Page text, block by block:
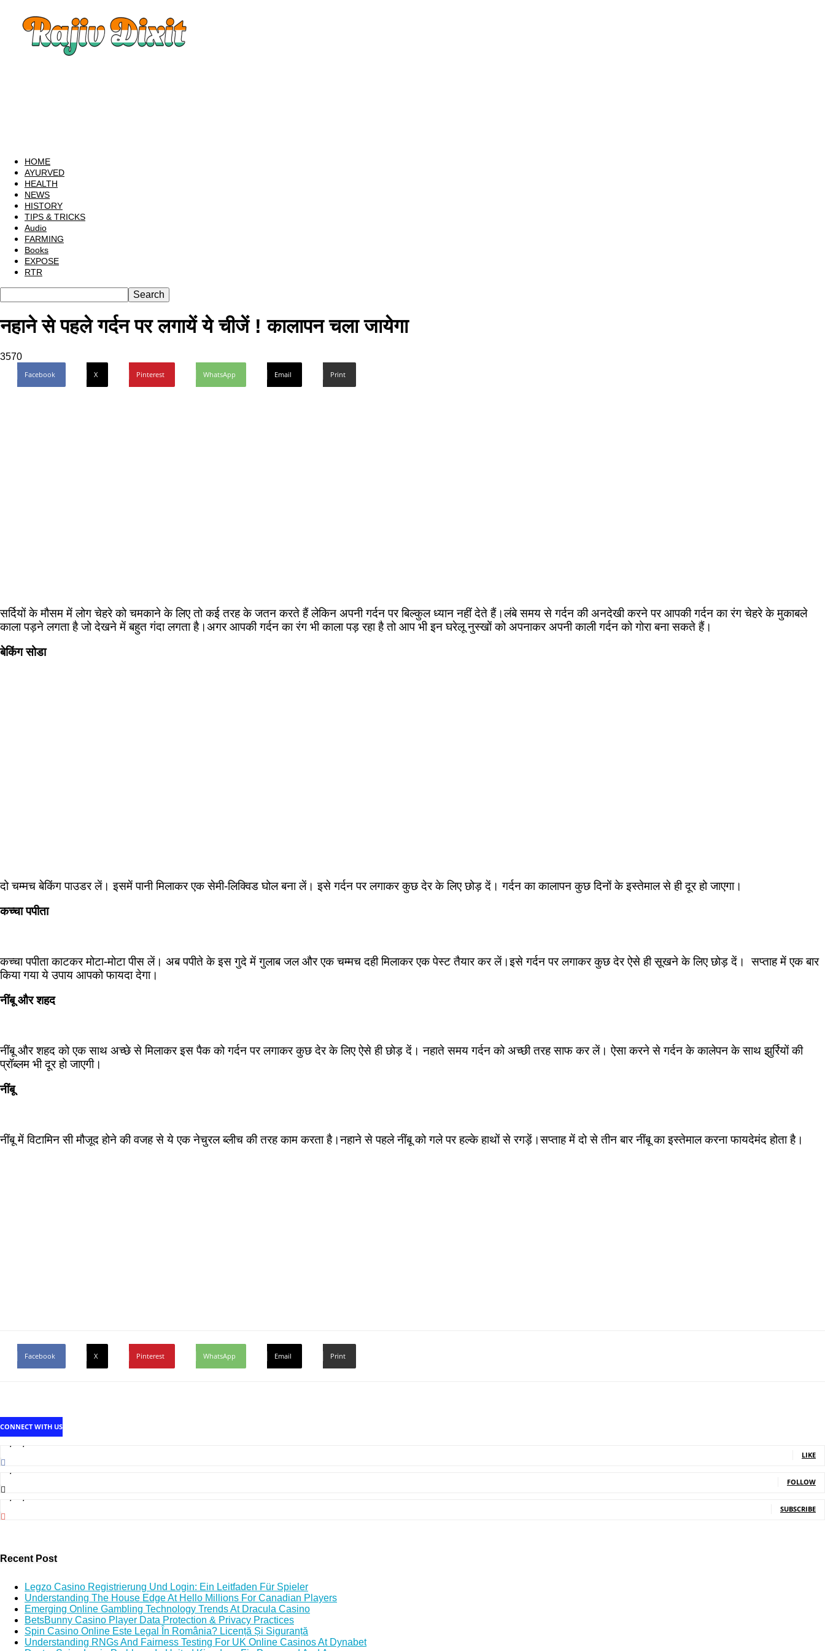
Dixit
Rajiv
Lecture
Rajiv
Dixit
Health
HOME
AYURVED
HEALTH
NEWS
HISTORY
TIPS & TRICKS
Audio
FARMING
Books
EXPOSE
RTR
नहाने से पहले गर्दन पर लगायें ये चीजें ! कालापन चला जायेगा
3570
Facebook X Pinterest WhatsApp Email Print
सर्दियों के मौसम में लोग चेहरे को चमकाने के लिए तो कई तरह के जतन करते हैं लेकिन अपनी गर्दन पर बिल्कुल ध्यान नहीं देते हैं।लंबे समय से गर्दन की अनदेखी करने पर आपकी गर्दन का रंग चेहरे के मुकाबले
काला पड़ने लगता है जो देखने में बहुत गंदा लगता है।अगर आपकी गर्दन का रंग भी काला पड़ रहा है तो आप भी इन घरेलू नुस्खों को अपनाकर अपनी काली गर्दन को गोरा बना सकते हैं।
बेकिंग सोडा
दो चम्मच बेकिंग पाउडर लें। इसमें पानी मिलाकर एक सेमी-लिक्विड घोल बना लें। इसे गर्दन पर लगाकर कुछ देर के लिए छोड़ दें। गर्दन का कालापन कुछ दिनों के इस्तेमाल से ही दूर हो जाएगा।
कच्चा पपीता
कच्चा पपीता काटकर मोटा-मोटा पीस लें। अब पपीते के इस गुदे में गुलाब जल और एक चम्मच दही मिलाकर एक पेस्ट तैयार कर लें।इसे गर्दन पर लगाकर कुछ देर ऐसे ही सूखने के लिए छोड़ दें। सप्ताह में एक बार
किया गया ये उपाय आपको फायदा देगा।
नींबू और शहद
नींबू और शहद को एक साथ अच्छे से मिलाकर इस पैक को गर्दन पर लगाकर कुछ देर के लिए ऐसे ही छोड़ दें। नहाते समय गर्दन को अच्छी तरह साफ कर लें। ऐसा करने से गर्दन के कालेपन के साथ झुर्रियों की
प्रॉब्लम भी दूर हो जाएगी।
नींबू
नींबू में विटामिन सी मौजूद होने की वजह से ये एक नेचुरल ब्लीच की तरह काम करता है।नहाने से पहले नींबू को गले पर हल्के हाथों से रगड़ें।सप्ताह में दो से तीन बार नींबू का इस्तेमाल करना फायदेमंद होता है।
Facebook X Pinterest WhatsApp Email Print
CONNECT WITH US
LIKE
FOLLOW
SUBSCRIBE
Recent Post
Legzo Casino Registrierung Und Login: Ein Leitfaden Für Spieler
Understanding The House Edge At Hello Millions For Canadian Players
Emerging Online Gambling Technology Trends At Dracula Casino
BetsBunny Casino Player Data Protection & Privacy Practices
Spin Casino Online Este Legal În România? Licență Și Siguranță
Understanding RNGs And Fairness Testing For UK Online Casinos At Dynabet